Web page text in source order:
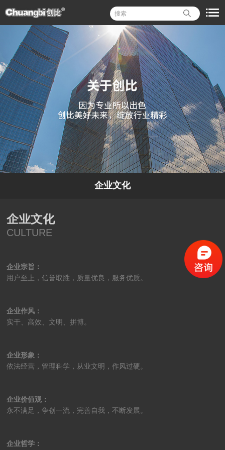
企业文化
企业文化
CULTURE
企业宗旨：
用户至上，信誉取胜，质量优良，服务优质。
企业作风：
实干、高效、文明、拼博。
企业形象：
依法经营，管理科学，从业文明，作风过硬。
企业价值观：
永不满足，争创一流，完善自我，不断发展。
企业哲学：